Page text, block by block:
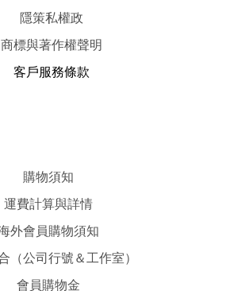
隱策私權政
商標與著作權聲明
客戶服務條款
購物須知
運費計算與詳情
外會員購物須知
（公司行號＆工作室）
會員購物金